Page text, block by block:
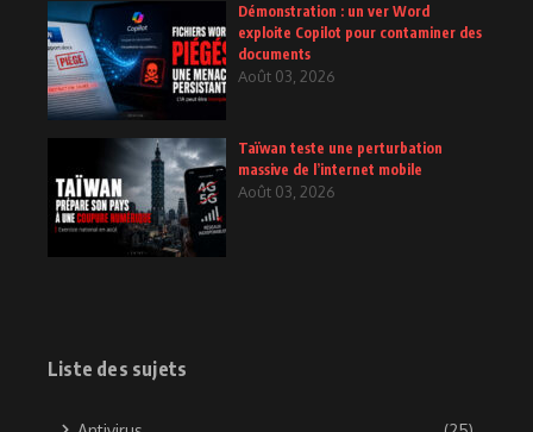
Démonstration : un ver Word
exploite Copilot pour contaminer des
documents
Août 03, 2026
Taïwan teste une perturbation
massive de l’internet mobile
Août 03, 2026
Liste des sujets